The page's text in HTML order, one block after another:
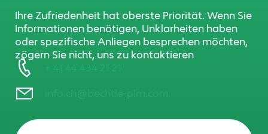
Ihre Zufriedenheit hat oberste Priorität. Wenn Sie
Informationen benötigen, Unklarheiten haben
oder spezifische Anliegen besprechen möchten,
zögern Sie nicht, uns zu kontaktieren